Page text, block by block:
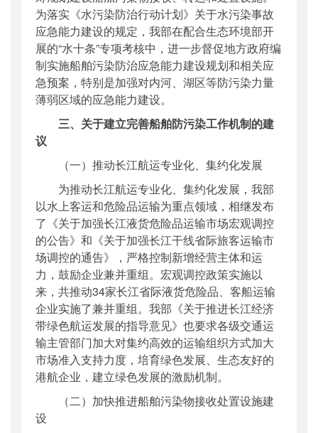
为落实《水污染防治行动计划》关于水污染事故
应急能力建设的规定，我部在配合生态环境部开
展的“水十条”专项考核中，进一步督促地方政府编
制实施船舶污染防治应急能力建设规划和相关应
急预案，特别是加强对内河、湖区等防污染力量
薄弱区域的应急能力建设。
三、关于建立完善船舶防污染工作机制的建
议
（一）推动长江航运专业化、集约化发展
为推动长江航运专业化、集约化发展，我部
以水上客运和危险品运输为重点领域，相继发布
了《关于加强长江液货危险品运输市场宏观调控
的公告》和《关于加强长江干线省际旅客运输市
场调控的通告》，严格控制新增经营主体和运
力，鼓励企业兼并重组。宏观调控政策实施以
来，共推动34家长江省际液货危险品、客船运输
企业实施了兼并重组。我部《关于推进长江经济
带绿色航运发展的指导意见》也要求各级交通运
输主管部门加大对集约高效的运输组织方式加大
市场准入支持力度，培育绿色发展、生态友好的
港航企业，建立绿色发展的激励机制。
（二）加快推进船舶污染物接收处置设施建
设